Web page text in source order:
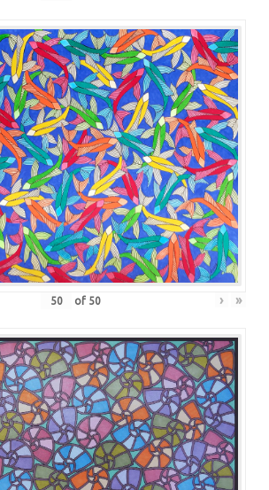
of 50 › »